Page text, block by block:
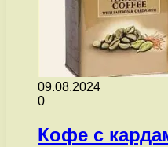
09.08.2024
0
Кофе с